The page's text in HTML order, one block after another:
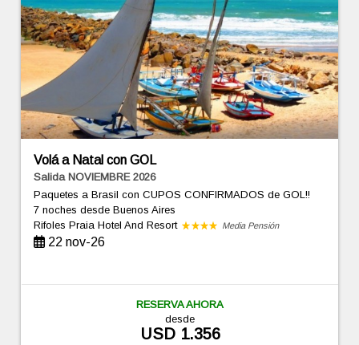
Volá a Natal con GOL
Salida NOVIEMBRE 2026
Paquetes a Brasil con CUPOS CONFIRMADOS de GOL!!
7 nochesdesde Buenos Aires
Rifoles Praia Hotel And Resort
Media Pensión
22 nov-26
RESERVA AHORA
desde
USD 1.356